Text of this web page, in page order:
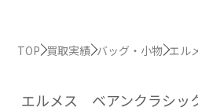
TOP 買取実績 バッグ・小物 エル
エルメス ベアンクラシ